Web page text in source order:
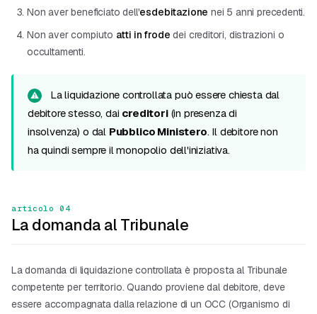
Non aver beneficiato dell'esdebitazione nei 5 anni precedenti.
Non aver compiuto atti in frode dei creditori, distrazioni o
occultamenti.
La liquidazione controllata può essere chiesta dal
debitore stesso, dai creditori(in presenza di
insolvenza) o dal Pubblico Ministero. Il debitore non
ha quindi sempre il monopolio dell'iniziativa.
articolo 04
La domanda al Tribunale
La domanda di liquidazione controllata è proposta al Tribunale
competente per territorio. Quando proviene dal debitore, deve
essere accompagnata dalla relazione di un OCC (Organismo di